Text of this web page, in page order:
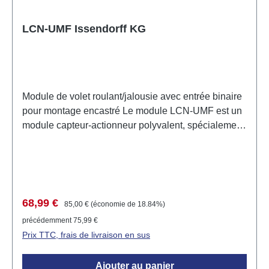
LCN-UMF Issendorff KG
Module de volet roulant/jalousie avec entrée binaire
pour montage encastré Le module LCN-UMF est un
module capteur-actionneur polyvalent, spécialement
tels que des contacts de fenêtre. Le module permet
une programmation flexible via le logiciel système
LCN-PRO et peut être installé de manière
décentralisée dans des boîtes d'interrupteurs, de
distribution ou électroniques profondes. Domaines
Prix de vente :
68,99 € Prix régulier :
85,00 € (économie de 18.84%)
précédemment 75,99 €
Prix TTC, frais de livraison en sus
Ajouter au panier